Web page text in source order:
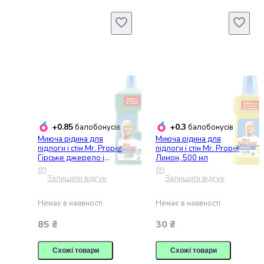
Особиста
гігієна
Захист
сонця
автозасмага
Парфумерія
Засоби
для
гоління
+0.85балобонусів
Миюча рідина для
підлоги і стін Mr. Proper
Гірське джерело і
прохолода, 1,5 л
Залишити відгук
Немає в наявності
85 ₴
Схожі товари
+0.3 балобонусів
Миюча рідина для
підлоги і стін Mr. Proper
Лимон, 500 мл
Залишити відгук
Немає в наявності
30 ₴
Схожі товари